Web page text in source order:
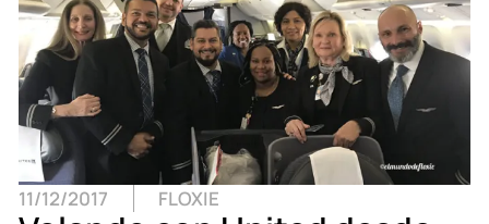
11/12/2017 FLOXIE